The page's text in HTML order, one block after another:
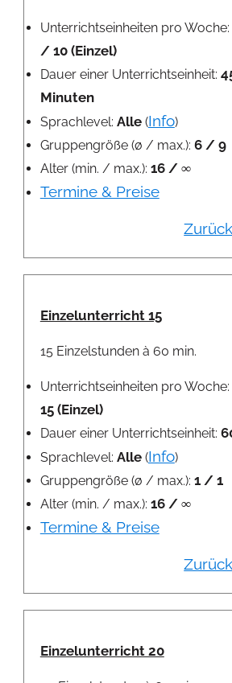
Unterrichtseinheiten pro Woche:
/ 10 (Einzel)
Dauer einer Unterrichtseinheit:
Minuten
Sprachlevel: Alle(Info)
Gruppengröße (ø / max.): 6 / 9
Alter (min. / max.): 16 / ∞
Termine & Preise
Einzelunterricht 15
15 Einzelstunden à 60 min.
Unterrichtseinheiten pro Woche:
15 (Einzel)
Dauer einer Unterrichtseinheit:
Sprachlevel: Alle(Info)
Gruppengröße (ø / max.): 1 / 1
Alter (min. / max.): 16 / ∞
Termine & Preise
Einzelunterricht 20